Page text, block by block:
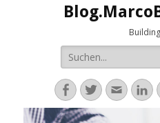
Suche
nach:
Facebook
Twitter
E-
Mail